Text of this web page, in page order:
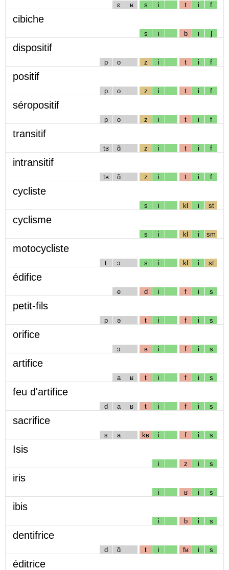
ɛ ʁ s i t i f
cibiche
s i b i ʃ
dispositif
p o z i t i f
positif
p o z i t i f
séropositif
p o z i t i f
transitif
tʁ ɑ̃ z i t i f
intransitif
tʁ ɑ̃ z i t i f
cycliste
s i kl i st
cyclisme
s i kl i sm
motocycliste
t ɔ s i kl i st
édifice
e d i f i s
petit-fils
p ə t i f i s
orifice
ɔ ʁ i f i s
artifice
a ʁ t i f i s
feu d'artifice
d a ʁ t i f i s
sacrifice
s a kʁ i f i s
Isis
i z i s
iris
i ʁ i s
ibis
i b i s
dentifrice
d ɑ̃ t i fʁ i s
éditrice